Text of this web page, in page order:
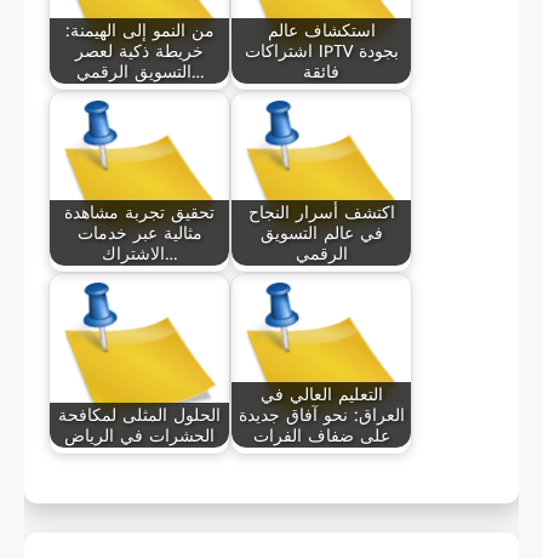
من النمو إلى الهيمنة:
خريطة ذكية لعصر
التسويق الرقمي…
استكشاف عالم
اشتراكات IPTV بجودة
فائقة
تحقيق تجربة مشاهدة
مثالية عبر خدمات
الاشتراك…
اكتشف أسرار النجاح
في عالم التسويق
الرقمي
الحلول المثلى لمكافحة
الحشرات في الرياض
التعليم العالي في
العراق: نحو آفاق جديدة
على ضفاف الفرات